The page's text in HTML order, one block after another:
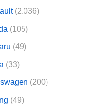
(2.036)
(105)
(49)
(33)
(200)
(49)